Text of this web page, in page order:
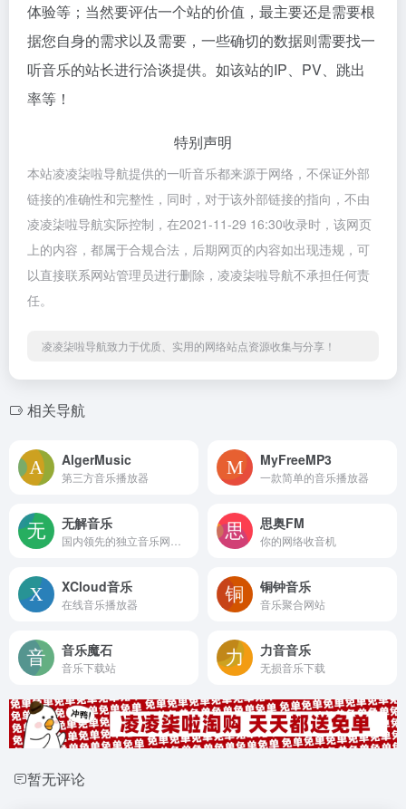
体验等；当然要评估一个站的价值，最主要还是需要根
据您自身的需求以及需要，一些确切的数据则需要找一
听音乐的站长进行洽谈提供。如该站的IP、PV、跳出
率等！
特别声明
本站凌凌柒啦导航提供的一听音乐都来源于网络，不保证外部
链接的准确性和完整性，同时，对于该外部链接的指向，不由
凌凌柒啦导航实际控制，在2021-11-29 16:30收录时，该网页
上的内容，都属于合规合法，后期网页的内容如出现违规，可
以直接联系网站管理员进行删除，凌凌柒啦导航不承担任何责
任。
凌凌柒啦导航致力于优质、实用的网络站点资源收集与分享！
相关导航
AlgerMusic
第三方音乐播放器
MyFreeMP3
一款简单的音乐播放器
无解音乐 思奥FM
你的网络收音机
XCloud音乐
在线音乐播放器
铜钟音乐
音乐聚合网站
音乐魔石
音乐下载站
力音音乐
无损音乐下载
暂无评论